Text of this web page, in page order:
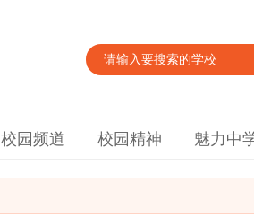
校园频道 校园精神 魅力中